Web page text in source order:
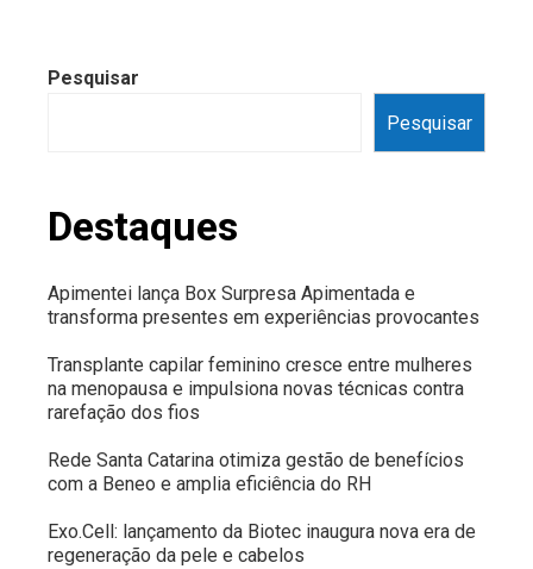
Pesquisar
Pesquisar
Destaques
Apimentei lança Box Surpresa Apimentada e
transforma presentes em experiências provocantes
Transplante capilar feminino cresce entre mulheres
na menopausa e impulsiona novas técnicas contra
rarefação dos fios
Rede Santa Catarina otimiza gestão de benefícios
com a Beneo e amplia eficiência do RH
Exo.Cell: lançamento da Biotec inaugura nova era de
regeneração da pele e cabelos